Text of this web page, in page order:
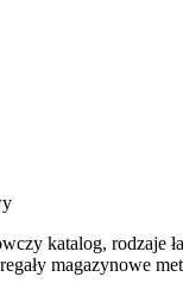
katalog, rodzaje
magazynowe